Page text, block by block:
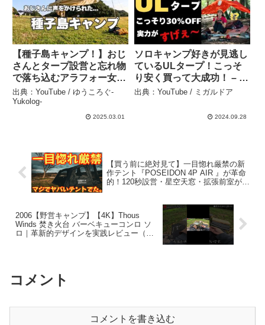
【種子島キャンプ！】おじ
さんとタープ設営と忘れ物
で落ち込むアラフォー女子
のソロキャンプ – ゆうころ
ぐ-Yukolog-
出典：YouTube / ゆうころぐ-
Yukolog-
2025.03.01
ソロキャンプ好きが見逃し
ているULタープ！こっそ
り安く買って大成功！ – ミ
ガルドア
出典：YouTube / ミガルドア
2024.09.28
【買う前に絶対見て】一目惚れ厳禁の新
作テント『POSEIDON 4P AIR 』が革命
的！120秒設営・星空天窓・拡張前室が完
2006【野営キャンプ】【4K】Thous
Winds 焚き火台 バーベキューコンロ ソ
ロ｜革新的デザインを実践レビュー（森
コメント
コメントを書き込む